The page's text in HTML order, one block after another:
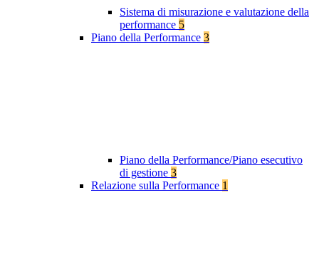
Sistema di misurazione e valutazione della
performance 5
Piano della Performance 3
Piano della Performance/Piano esecutivo
di gestione 3
Relazione sulla Performance 1